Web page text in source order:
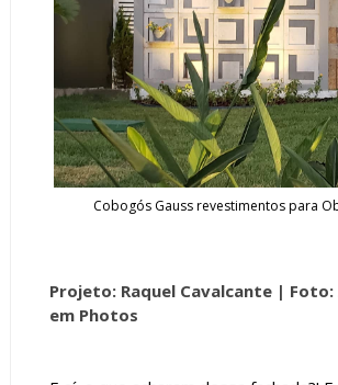
Cobogós Gauss revestimentos para
Projeto: Raquel Cavalcante |
em Photos